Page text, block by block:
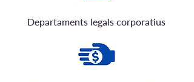
Departaments legals corporatius